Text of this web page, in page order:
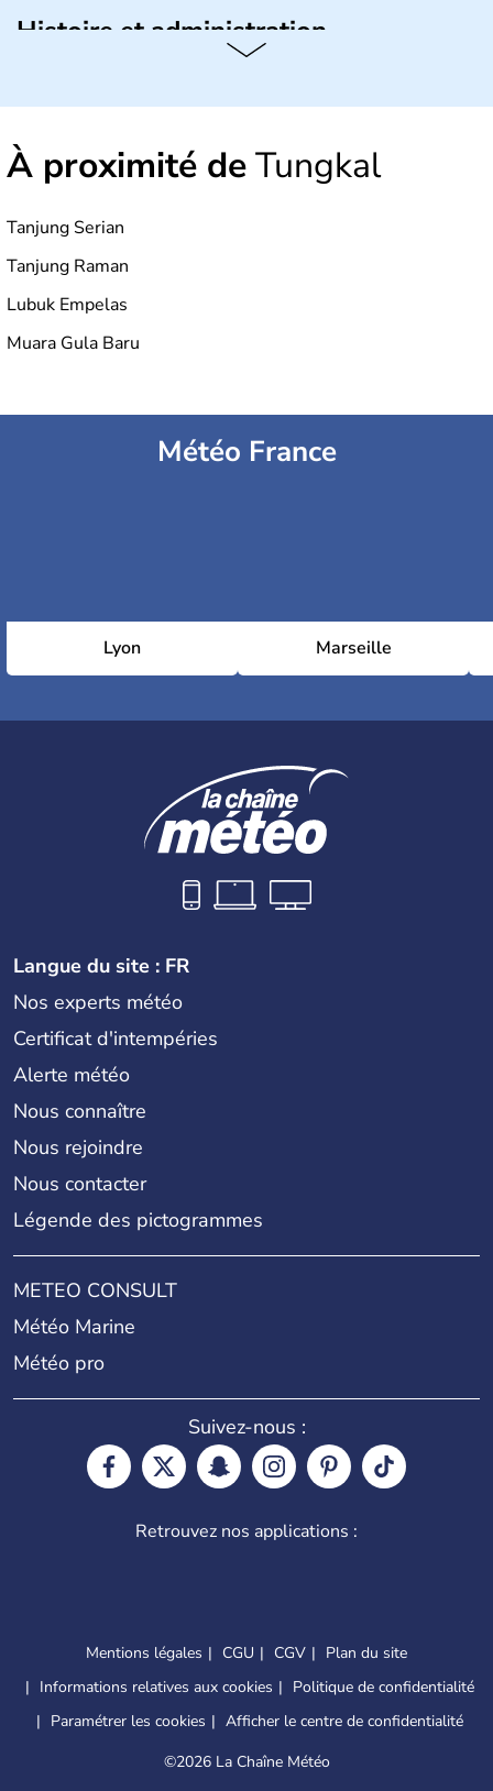
Histoire et administration
6000 sont habitées. C'est en 1945 que son
200 millions d'habitants, élevés dans le respect des
cultures et le culte du corps, notamment au travers des
À proximité deTungkal
Tanjung Serian
Tanjung Raman
Lubuk Empelas
Muara Gula Baru
Météo France
Lyon Marseille
Langue du site : FR
Nos experts météo
Certificat d'intempéries
Alerte météo
Nous connaître
Nous rejoindre
Nous contacter
Légende des pictogrammes
METEO CONSULT
Météo Marine
Météo pro
Suivez-nous :
Retrouvez nos applications :
Mentions légales CGU CGV
Plan du site
Informations relatives aux cookies
Politique de confidentialité
Paramétrer les cookies
Afficher le centre de confidentialité
©2026 La Chaîne Météo